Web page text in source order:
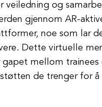
og
gjennom AR-
noe som lar
Dette virtuelle
mellom trainees
de trenger for å